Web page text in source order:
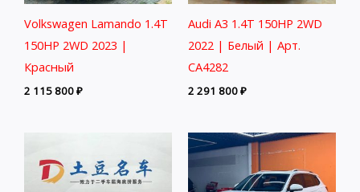
Volkswagen Lamando 1.4T
150HP 2WD 2023 |
Красный
2 115 800₽
Audi A3 1.4T 150HP 2WD
2022 | Белый | Арт.
CA4282
2 291 800₽